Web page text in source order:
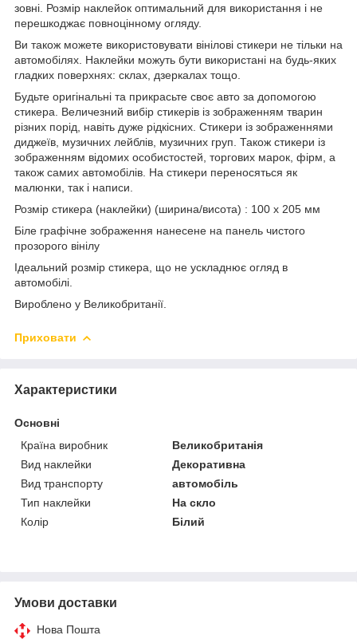
зовні. Розмір наклейок оптимальний для використання і не
перешкоджає повноцінному огляду.
Ви також можете використовувати вінілові стикери не тільки на
автомобілях. Наклейки можуть бути використані на будь-яких
гладких поверхнях: склах, дзеркалах тощо.
Будьте оригінальні та прикрасьте своє авто за допомогою
стикера. Величезний вибір стикерів із зображенням тварин
різних порід, навіть дуже рідкісних. Стикери із зображеннями
диджеїв, музичних лейблів, музичних груп. Також стикери із
зображенням відомих особистостей, торгових марок, фірм, а
також самих автомобілів. На стикери переносяться як
малюнки, так і написи.
Розмір стикера (наклейки) (ширина/висота) : 100 x 205 мм
Біле графічне зображення нанесене на панель чистого
прозорого вінілу
Ідеальний розмір стикера, що не ускладнює огляд в
автомобілі.
Вироблено у Великобританії.
Приховати
Характеристики
Основні
Країна виробник
Великобританія
Вид наклейки
Декоративна
Вид транспорту
автомобіль
Тип наклейки
На скло
Колір
Білий
Умови доставки
Нова Пошта